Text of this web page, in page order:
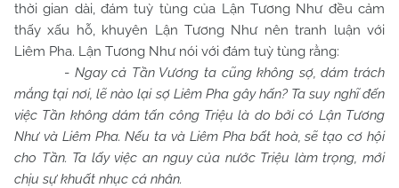
thời gian dài, đám tuỳ tùng của Lận Tương Như đều cảm
thấy xấu hỗ, khuyên Lận Tương Như nên tranh luận với
Liêm Pha. Lận Tương Như nói với đám tuỳ tùng rằng:
- Ngay cả Tần Vương ta cũng không sợ, dám trách
mắng tại nơi, lẽ nào lại sợ Liêm Pha gây hấn? Ta suy nghĩ đến
việc Tần không dám tấn công Triệu là do bởi có Lận Tương
Như và Liêm Pha. Nếu ta và Liêm Pha bất hoà, sẽ tạo cơ hội
cho Tần. Ta lấy việc an nguy của nước Triệu làm trọng, mới
chịu sự khuất nhục cá nhân.